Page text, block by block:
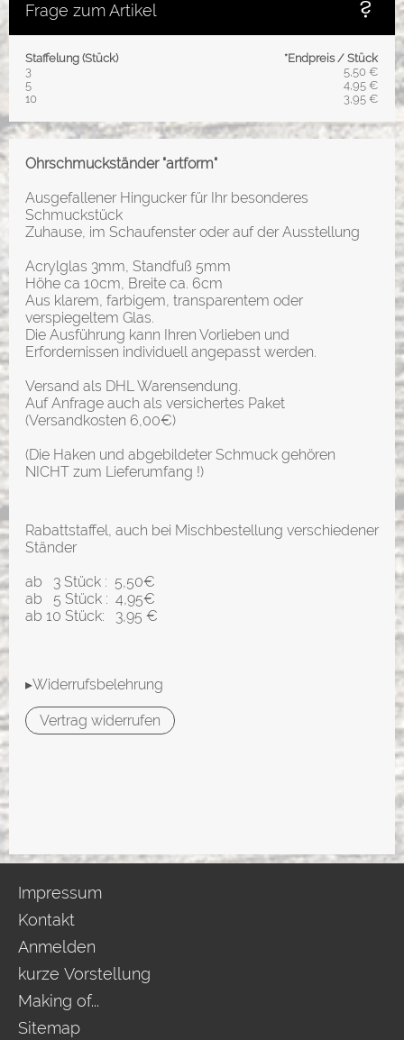
Frage zum Artikel
Staffelung (Stück)
*Endpreis / Stück
3
5,50 €
5
4,95 €
10
3,95 €
Ohrschmuckständer "artform"
Ausgefallener Hingucker für Ihr besonderes
Schmuckstück
Zuhause, im Schaufenster oder auf der Ausstellung
Acrylglas 3mm, Standfuß 5mm
Höhe ca 10cm, Breite ca. 6cm
Aus klarem, farbigem, transparentem oder
verspiegeltem Glas.
Die Ausführung kann Ihren Vorlieben und
Erfordernissen individuell angepasst werden.
Versand als DHL Warensendung.
Auf Anfrage auch als versichertes Paket
(Versandkosten 6,00€)
(Die Haken und abgebildeter Schmuck gehören
NICHT zum Lieferumfang !)
Rabattstaffel, auch bei Mischbestellung verschiedener
Ständer
ab 3 Stück : 5,50€
ab 5 Stück : 4,95€
ab 10 Stück: 3,95 €
▸Widerrufsbelehrung
Vertrag widerrufen
Impressum
Kontakt
Anmelden
kurze Vorstellung
Making of...
Sitemap